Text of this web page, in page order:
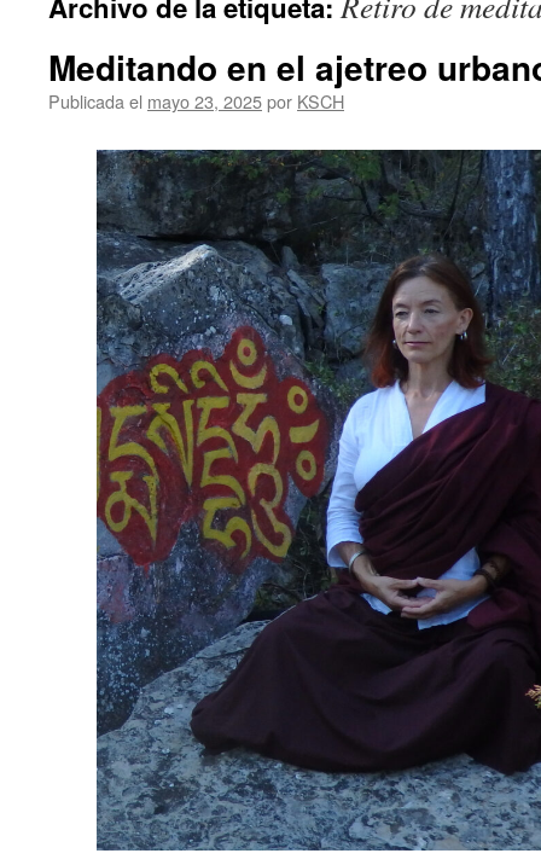
Meditando en el ajetreo
Publicada el mayo 23, 2025por KSCH